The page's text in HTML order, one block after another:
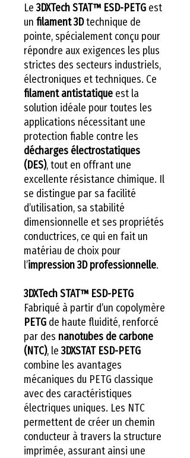
Le 3DXTech STAT™ ESD-PETG est
un filament 3Dtechnique de
pointe, spécialement conçu pour
répondre aux exigences les plus
strictes des secteurs industriels,
électroniques et techniques. Ce
filament antistatique est la
solution idéale pour toutes les
applications nécessitant une
protection fiable contre les
décharges électrostatiques
(DES), tout en offrant une
excellente résistance chimique. Il
se distingue par sa facilité
d’utilisation, sa stabilité
dimensionnelle et ses propriétés
conductrices, ce qui en fait un
matériau de choix pour
l’impression 3D professionnelle.
3DXTech STAT™ ESD-PETG
Fabriqué à partir d’un copolymère
PETG de haute fluidité, renforcé
par des nanotubes de carbone
(NTC), le 3DXSTAT ESD-PETG
combine les avantages
mécaniques du PETG classique
avec des caractéristiques
électriques uniques. Les NTC
permettent de créer un chemin
conducteur à travers la structure
imprimée, assurant ainsi une